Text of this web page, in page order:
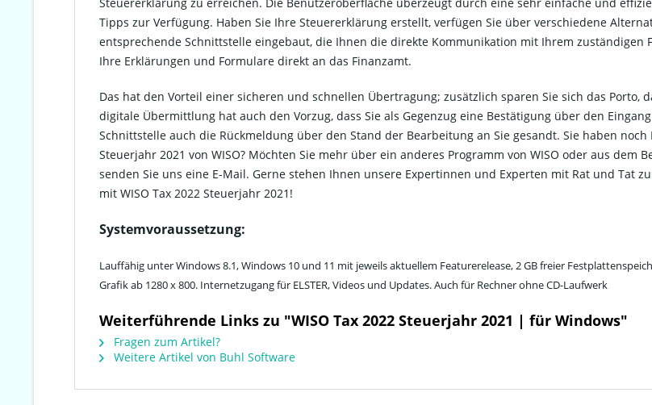
Tipps zur Verfügung. Haben Sie Ihre Steuererklärung erstellt, verfügen Sie über verschiedene
entsprechende Schnittstelle eingebaut, die Ihnen die direkte Kommunikation mit Ihrem zuständigen
Ihre Erklärungen und Formulare direkt an das Finanzamt.
Das hat den Vorteil einer sicheren und schnellen Übertragung; zusätzlich sparen Sie sich das Porto,
digitale Übermittlung hat auch den Vorzug, dass Sie als Gegenzug eine Bestätigung über den
Schnittstelle auch die Rückmeldung über den Stand der Bearbeitung an Sie gesandt. Sie haben
Steuerjahr 2021 von WISO? Möchten Sie mehr über ein anderes Programm von WISO oder aus dem
senden Sie uns eine E-Mail. Gerne stehen Ihnen unsere Expertinnen und Experten mit Rat und Tat
mit WISO Tax 2022 Steuerjahr 2021!
Systemvoraussetzung:
Lauffähig unter Windows 8.1, Windows 10 und 11 mit jeweils aktuellem Featurerelease, 2 GB freier
Grafik ab 1280 x 800. Internetzugang für ELSTER, Videos und Updates. Auch für Rechner ohne CD-Laufwerk
Weiterführende Links zu "WISO Tax 2022 Steuerjahr 2021 | für Windows"
Fragen zum Artikel?
Weitere Artikel von Buhl Software